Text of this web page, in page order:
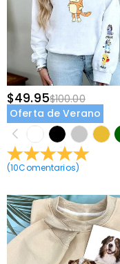
$49.95$100.00
Oferta de Verano
(10Comentarios)